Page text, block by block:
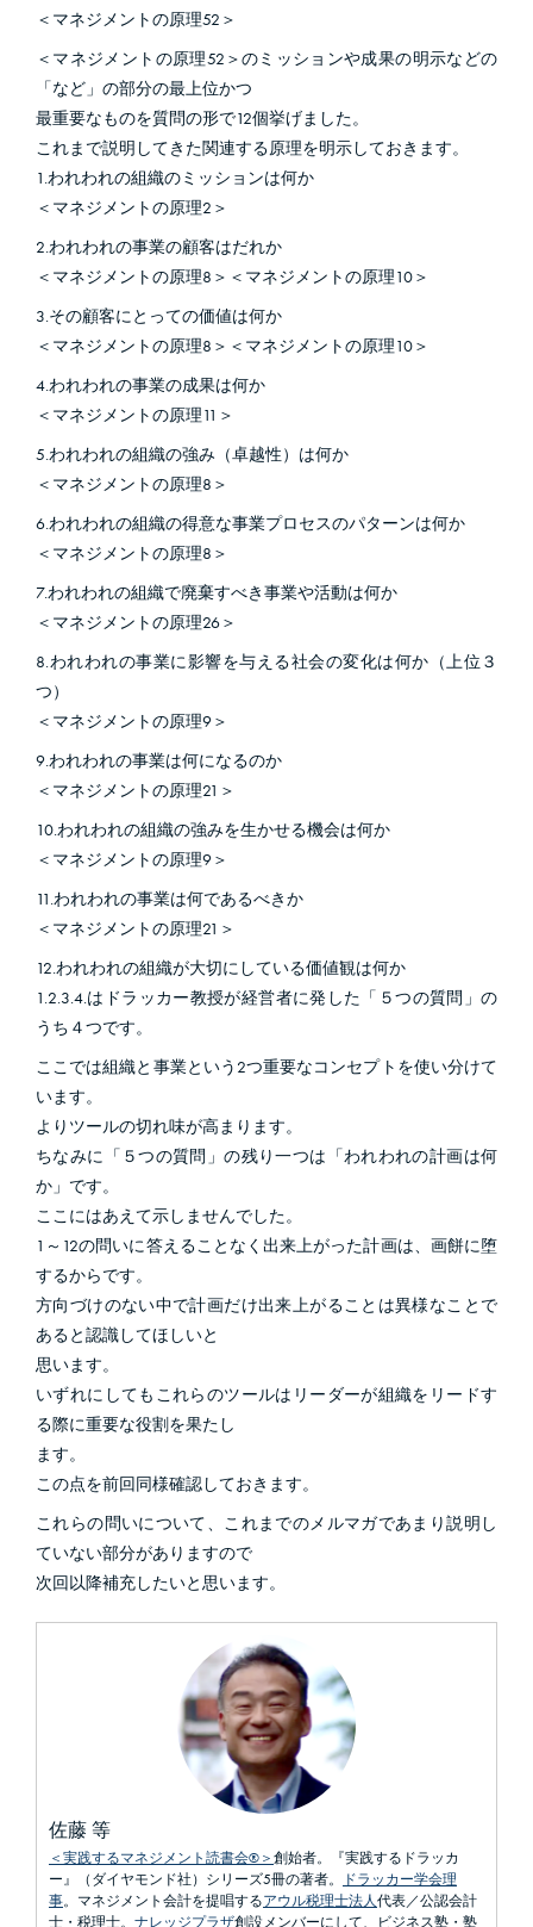
＜マネジメントの原理52＞
＜マネジメントの原理52＞のミッションや成果の明示などの
「など」の部分の最上位かつ
最重要なものを質問の形で12個挙げました。
これまで説明してきた関連する原理を明示しておきます。
1.われわれの組織のミッションは何か
＜マネジメントの原理2＞
2.われわれの事業の顧客はだれか
＜マネジメントの原理8＞＜マネジメントの原理10＞
3.その顧客にとっての価値は何か
＜マネジメントの原理8＞＜マネジメントの原理10＞
4.われわれの事業の成果は何か
＜マネジメントの原理11＞
5.われわれの組織の強み（卓越性）は何か
＜マネジメントの原理8＞
6.われわれの組織の得意な事業プロセスのパターンは何か
＜マネジメントの原理8＞
7.われわれの組織で廃棄すべき事業や活動は何か
＜マネジメントの原理26＞
8.われわれの事業に影響を与える社会の変化は何か（上位３
つ）
＜マネジメントの原理9＞
9.われわれの事業は何になるのか
＜マネジメントの原理21＞
10.われわれの組織の強みを生かせる機会は何か
＜マネジメントの原理9＞
11.われわれの事業は何であるべきか
＜マネジメントの原理21＞
12.われわれの組織が大切にしている価値観は何か
1.2.3.4.はドラッカー教授が経営者に発した「５つの質問」の
うち４つです。
ここでは組織と事業という2つ重要なコンセプトを使い分けて
います。
よりツールの切れ味が高まります。
ちなみに「５つの質問」の残り一つは「われわれの計画は何
か」です。
ここにはあえて示しませんでした。
1～12の問いに答えることなく出来上がった計画は、画餅に堕
するからです。
方向づけのない中で計画だけ出来上がることは異様なことで
あると認識してほしいと
思います。
いずれにしてもこれらのツールはリーダーが組織をリードす
る際に重要な役割を果たし
ます。
この点を前回同様確認しておきます。
これらの問いについて、これまでのメルマガであまり説明し
ていない部分がありますので
次回以降補充したいと思います。
佐藤 等
＜実践するマネジメント読書会®＞創始者。『実践するドラッカ
ー』（ダイヤモンド社）シリーズ5冊の著者。
ドラッカー学会理
事。マネジメント会計を提唱するアウル税理士法人代表／公認会計
士・税理士。 ナレッジプラザ創設メンバーにして、ビジネス塾・塾